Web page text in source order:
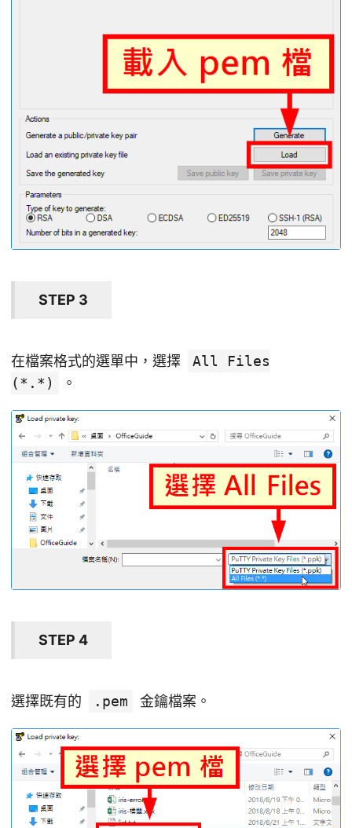
STEP 3
在檔案格式的選單中，選擇
All Files
(*.*)
。
STEP 4
選擇既有的 .pem 金鑰檔案。